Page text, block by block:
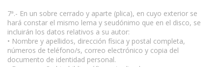
7ª.- En un sobre cerrado y aparte (plica), en cuyo exterior se
hará constar el mismo lema y seudónimo que en el disco, se
incluirán los datos relativos a su autor:
• Nombre y apellidos, dirección física y postal completa,
números de teléfono/s, correo electrónico y copia del
documento de identidad personal.